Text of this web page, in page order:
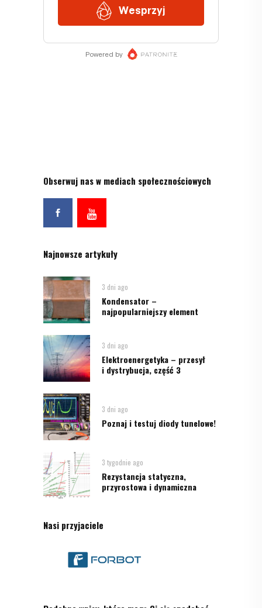
Obserwuj nas w mediach społecznościowych
Najnowsze artykuły
3 dni ago
Kondensator –
najpopularniejszy element
3 dni ago
Elektroenergetyka – przesył
i dystrybucja, część 3
3 dni ago
Poznaj i testuj diody tunelowe!
3 tygodnie ago
Rezystancja statyczna,
przyrostowa i dynamiczna
Nasi przyjaciele